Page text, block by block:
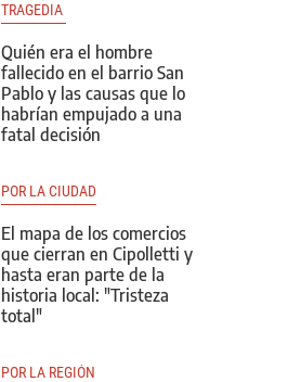
TRAGEDIA
Quién era el hombre
fallecido en el barrio San
Pablo y las causas que lo
habrían empujado a una
fatal decisión
POR LA CIUDAD
El mapa de los comercios
que cierran en Cipolletti y
hasta eran parte de la
historia local: "Tristeza
total"
POR LA REGIÓN